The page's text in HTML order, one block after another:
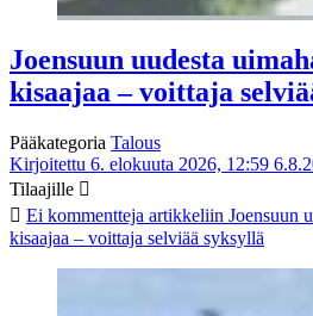
Joensuun uudesta
kisaajaa – voittaja
Pääkategoria Talous
Kirjoitettu 6. elokuuta 2026, 12:59
Tilaajille
Ei kommentteja artikkeliin Joensuun
kisaajaa – voittaja selviää syksyllä